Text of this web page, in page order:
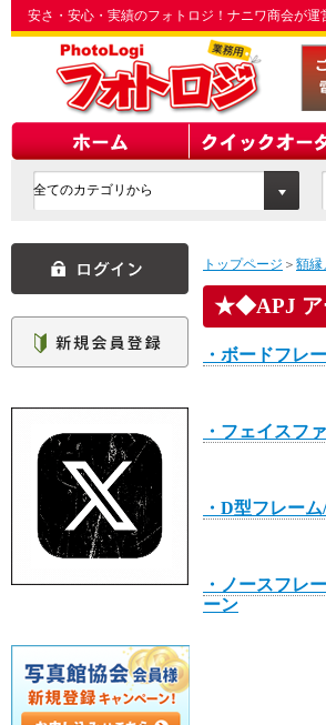
安さ・安心・実績のフォトロジ！ナニワ商会が
トップページ ＞ 額縁
◆APJ ア
・ボードフレ
・フェイスフ
・D型フレー
・ノースフレ
ーン